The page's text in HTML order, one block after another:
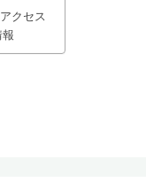
クセス